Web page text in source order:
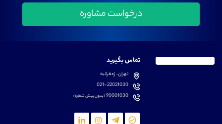
تماس بگیرید
تهران، زعفرانیه
021-22021030
90001030(بدون پیش شماره)